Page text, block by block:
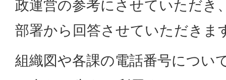
政運営の参考にさせていただき
部署から回答させていただきま
組織図や各課の電話番号につい